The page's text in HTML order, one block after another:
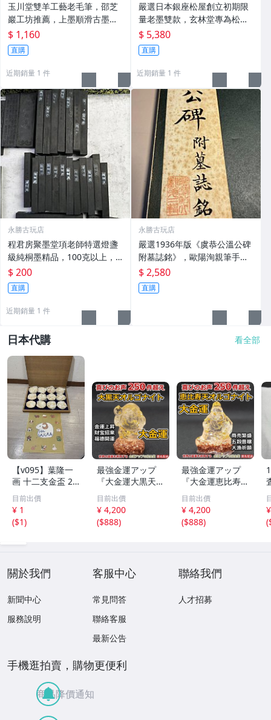
玉川堂雙羊工藝老毛筆，邵芝
巖工坊推薦，上墨順滑古墨專
用 老墨 冬青 老筆
$ 1,160
直購
近期銷量 1 件
嚴選日本銀座松屋創立初期限
量老墨雙款，玄林堂專為松屋
打造，重量22.5g，適合收藏
及品味民國時期古雅文化 文房
用具 民國古墨 收藏文玩
$ 5,380
直購
近期銷量 1 件
永勝古玩店
程君房聚墨堂項老師特選燈盞
級純桐墨精品，100克以上，
檀香墨質細膩黑亮 藍紫光放 檢
驗嚴選推薦 燈盞級墨 放藍紫光
檢驗嚴選
$ 200
直購
近期銷量 1 件
永勝古玩店
嚴選1936年版《虞恭公溫公碑
附墓誌銘》，歐陽洵親筆手
跡，典藏歷史與書法珍品 唐史
研究 碑刻藝術 田中和市版
$ 2,580
直購
日本代購 看全部
【v095】葉隆一
画 十二支金盃 24
K GP 金メッキ 12
点セット 干支 色
紙付き 縁起物 酒
器 共箱付 伝統工
目前出價
¥ 1
($1)
最強金運アップ
『大金運大黒天
（だいこくてん）
オルゴナイト高4.
5cm』財宝、福徳
開運の神様【金運
目前出價
¥ 4,200
($888)
最強金運アップ
『大金運恵比寿天
（えびすてん）オ
ルゴナイト高4.5c
m』【金運アップ
の招金堂】金運ア
目前出價
¥ 4,200
($888)
(
關於我們
新聞中心
服務說明
客服中心
常見問答
聯絡客服
最新公告
聯絡我們
人才招募
手機逛拍賣，購物更便利
商品降價通知